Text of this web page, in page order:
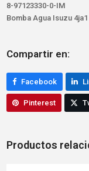
8-97123330-0-IM
Bomba Agua Isuzu
Compartir en:
Facebook
Pinterest
Productos